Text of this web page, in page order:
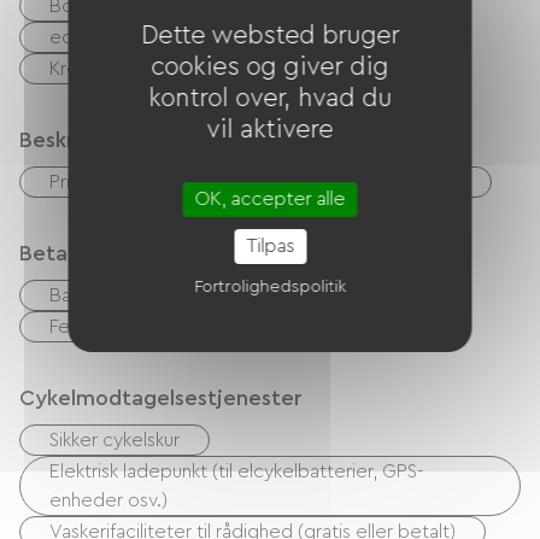
Boulodrome / Petanquebane
equitation
Vandring
Sin
Krop af vand
Riviere Ons
Beskrivelse
Privat lukket grund Garage
Betalingsmåder
Bank kort kontrol
Kontanter
Feriekuponer (ANCV)
Cykelmodtagelsestjenester
Sikker cykelskur
Elektrisk ladepunkt (til elcykelbatterier, GPS-
enheder osv.)
Vaskerifaciliteter til rådighed (gratis eller betalt)
Dette websted bruger
cookies og giver dig
kontrol over, hvad du
vil aktivere
OK, accepter alle
Tilpas
Fortrolighedspolitik